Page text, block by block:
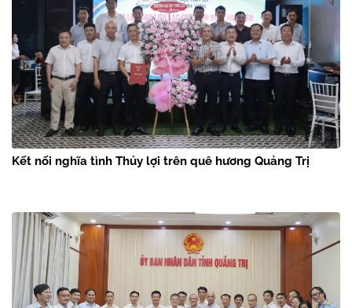
Kết nối nghĩa tình Thủy lợi trên quê hương Quảng Trị